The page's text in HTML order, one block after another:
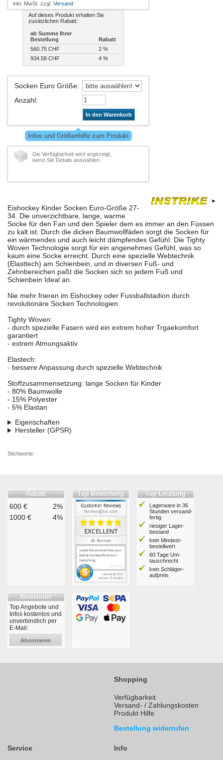
inkl. MwSt. zzgl. Versand
Auf dieses Produkt erhalten Sie
zusätzlichen Rabatt:
ab Summe Ihrer
Bestellung
Rabatt
560.75 CHF
2 %
934.58 CHF
4 %
Socken Euro Größe:
Anzahl:
In den Warenkorb
Infos und Größenhilfe zum Produkt
Die Verfügbarkeit wird angezeigt,
wenn Sie Details auswählen.
Eishockey Kinder Socken Euro-Größe 27-
34. Die unverzichtbare, lange, warme
Socke für den Fan und den Spieler dem es immer an den Füssen
zu kalt ist. Durch die dicken Baumwollfäden sorgt die Socken für
ein wärmendes und auch leicht dämpfendes Gefühl. Die Tighty
Woven Technologie sorgt für ein angenehmes Gefühl, was so
kaum eine Socke erreicht. Durch eine spezielle Webtechnik
(Elasttech) am Schienbein, und in diversen Fuß- und
Zehnbereichen paßt die Socken sich so jedem Fuß und
Schienbein Ideal an.
Nie mehr frieren im Eishockey oder Fussballstadion durch
revolutionäre Socken Technologien.
Tighty Woven:
- durch spezielle Fasern wird ein extrem hoher Trgaekomfort
garantiert
- extrem Atmungsaktiv
Elastech:
- bessere Anpassung durch spezielle Webtechnik
Stoffzusammensetzung: lange Socken für Kinder
- 80% Baumwolle
- 15% Polyester
- 5% Elastan
Eigenschaften
Hersteller (GPSR)
Stichworte:
Rabatt
600 €
2%
1000 €
4%
Top Bewertung Top Leistung
Lagerware in 36
Stunden ver­sand­
fertig
riesiger Lager­
bestand
kein Mindest­
bestell­wert
60 Tage Um­
tausch­recht
kein Schläger­
aufpreis
Newsletter
Top Angebote und
Infos kostenlos und
unverbindlich per
E-Mail:
Abonnieren
Shopping
Verfügbarkeit
Versand- / Zahlungskosten
Produkt Hilfe
Bestellung widerrufen
Service Info